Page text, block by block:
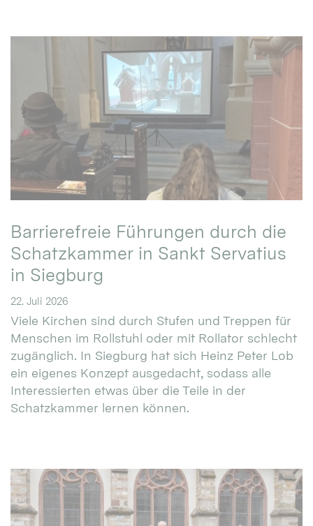
Barrierefreie Führungen durch die
Schatzkammer in Sankt Servatius
in Siegburg
22. Juli 2026
Viele Kirchen sind durch Stufen und Treppen für
Menschen im Rollstuhl oder mit Rollator schlecht
zugänglich. In Siegburg hat sich Heinz Peter Lob
ein eigenes Konzept ausgedacht, sodass alle
Interessierten etwas über die Teile in der
Schatzkammer lernen können.